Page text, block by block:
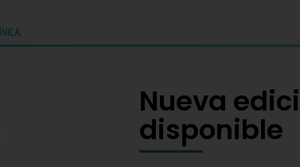
Nueva
disponible